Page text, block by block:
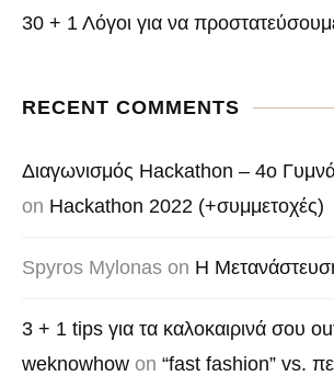
30 + 1 Λόγοι για να
RECENT COMMENTS
Διαγωνισμός Hackathon – 4o
on Hackathon 2022 (+συμμετοχές)
Spyros Mylonas on Η
3 + 1 tips για τα καλοκαιρινά σου
weknowhow on “fast fashion” vs.